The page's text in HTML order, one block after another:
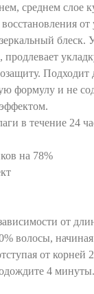
среднем слое
блеск.
Подходит
формулу и не
в течение 24
на 78%
от
волосы, начиная
от корней
4